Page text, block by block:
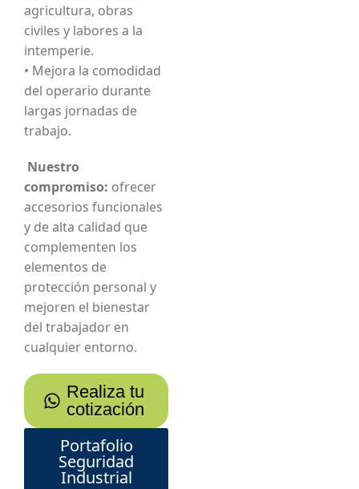
agricultura, obras
civiles y labores a la
intemperie.
• Mejora la comodidad
del operario durante
largas jornadas de
trabajo.
Nuestro
compromiso: ofrecer
accesorios funcionales
y de alta calidad que
complementen los
elementos de
protección personal y
mejoren el bienestar
del trabajador en
cualquier entorno.
Realiza tu
cotización
Portafolio
Seguridad
Industrial